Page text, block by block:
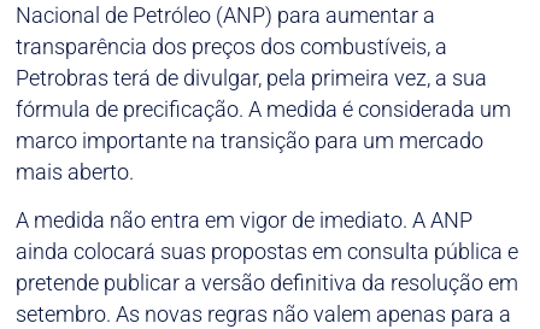
Nacional de Petróleo (ANP) para aumentar a
transparência dos preços dos combustíveis, a
Petrobras terá de divulgar, pela primeira vez, a sua
fórmula de precificação. A medida é considerada um
marco importante na transição para um mercado
mais aberto.
A medida não entra em vigor de imediato. A ANP
ainda colocará suas propostas em consulta pública e
pretende publicar a versão definitiva da resolução em
setembro. As novas regras não valem apenas para a